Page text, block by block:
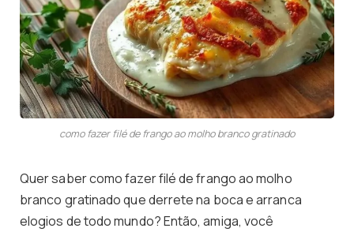
como fazer filé de frango ao molho branco gratinado
Quer saber como fazer filé de frango ao molho
branco gratinado que derrete na boca e arranca
elogios de todo mundo? Então, amiga, você